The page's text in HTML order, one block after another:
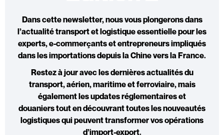
Dans cette newsletter, nous vous plongerons dans
l’actualité transport et logistiqueessentielle pour les
experts, e-commerçants et entrepreneurs impliqués
dans les importations depuis la Chine vers la France.
Restez à jour avec les dernièresactualités du
transport, aérien,maritime et ferroviaire,mais
égalementles updates réglementaires et
douanierstout en découvrant toutes lesnouveautés
logistiquesqui peuvent transformer vos opérations
d’import-export.